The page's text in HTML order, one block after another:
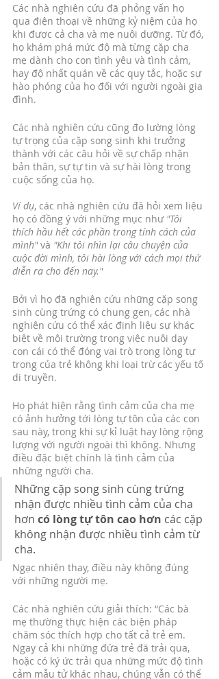
Các nhà nghiên cứu đã phỏng vấn họ
qua điện thoại về những kỷ niệm của họ
khi được cả cha và mẹ nuôi dưỡng. Từ đó,
họ khám phá mức độ mà từng cặp cha
mẹ dành cho con tình yêu và tình cảm,
hay độ nhất quán về các quy tắc, hoặc sự
hào phóng của ho đối với người ngoài gia
đình.
Các nhà nghiên cứu cũng đo lường lòng
tự trọng của cặp song sinh khi trưởng
thành với các câu hỏi về sự chấp nhận
bản thân, sự tự tin và sự hài lòng trong
cuộc sống của họ.
Ví dụ, các nhà nghiên cứu đã hỏi xem liệu
họ có đồng ý với những mục như "Tôi
thích hầu hết các phần trong tính cách của
mình" và "Khi tôi nhìn lại câu chuyện của
cuộc đời mình, tôi hài lòng với cách mọi thứ
diễn ra cho đến nay."
Bởi vì họ đã nghiên cứu những cặp song
sinh cùng trứng có chung gen, các nhà
nghiên cứu có thể xác định liệu sự khác
biệt về môi trường trong việc nuôi dạy
con cái có thể đóng vai trò trong lòng tự
trọng của trẻ không khi loại trừ các yếu tố
di truyền.
Họ phát hiện rằng tình cảm của cha mẹ
có ảnh hưởng tới lòng tự tôn của các con
sau này, trong khi sự kỉ luật hay lòng rộng
lượng với người ngoài thì không. Nhưng
điều đặc biệt chính là tình cảm của
những người cha.
Những cặp song sinh cùng trứng
nhận được nhiều tình cảm của cha
hơn có lòng tự tôn cao hơn các cặp
không nhận được nhiều tình cảm từ
cha.
Ngạc nhiên thay, điều này không đúng
với những người mẹ.
Các nhà nghiên cứu giải thích: “Các bà
mẹ thường thực hiện các biện pháp
chăm sóc thích hợp cho tất cả trẻ em.
Ngay cả khi những đứa trẻ đã trải qua,
hoặc có ký ức trải qua những mức độ tình
cảm mẫu tử khác nhau, chúng vẫn có thể